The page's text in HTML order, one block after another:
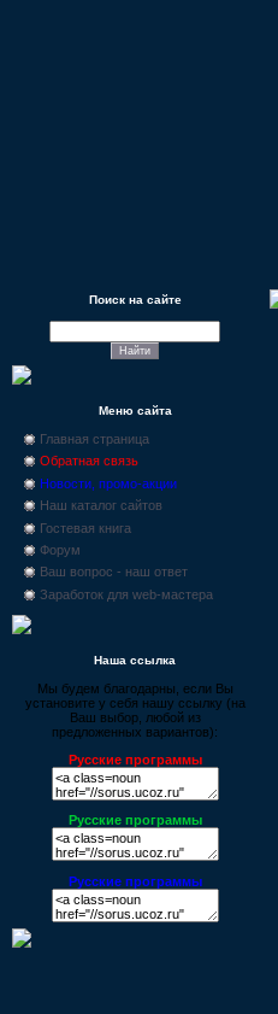
Поиск на сайте
Меню сайта
Главная страница
Обратная связь
Новости, промо-акции
Наш каталог сайтов
Гостевая книга
Форум
Ваш вопрос - наш ответ
Заработок для web-мастера
Наша ссылка
Мы будем благодарны, если Вы
установите у себя нашу ссылку (на
Ваш выбор, любой из
предложенных вариантов):
Русские программы
Русские программы
Русские программы